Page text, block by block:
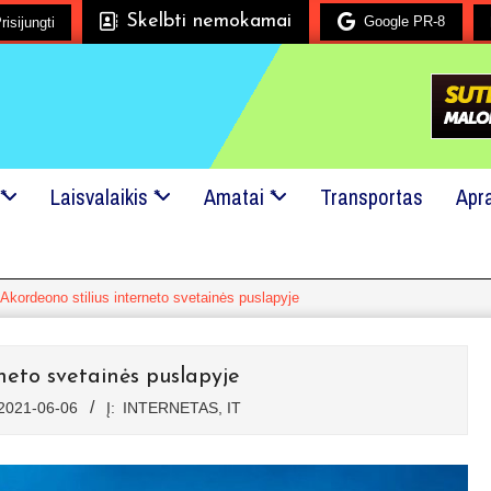
Mes mielai padėsime! 24x7 pagalba! Kreipkitės į mus,
Skelbti nemokamai Google PR-8
Laisvalaikis * Amatai * Transportas
Akordeono stilius interneto svetainės puslapyje
svetainės puslapyje
06-06 Į: INTERNETAS, IT